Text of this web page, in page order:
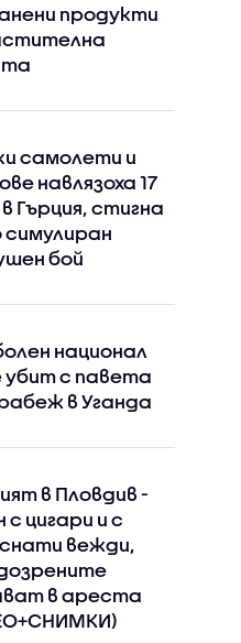
продукти
самолети и
навлязоха 17
Гърция, стигна
симулиран
бой
национал
с павета
в Уганда
в Пловдив -
с цигари и с
вежди,
в ареста